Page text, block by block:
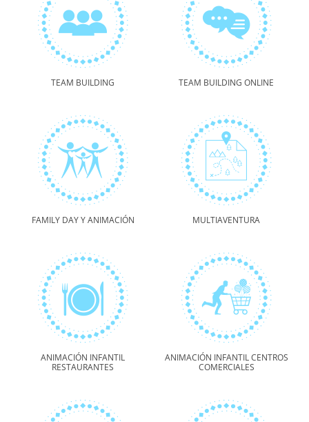
TEAM BUILDING TEAM BUILDING ONLINE
FAMILY DAY Y ANIMACIÓN MULTIAVENTURA
ANIMACIÓN INFANTIL
RESTAURANTES
ANIMACIÓN INFANTIL CENTROS
COMERCIALES